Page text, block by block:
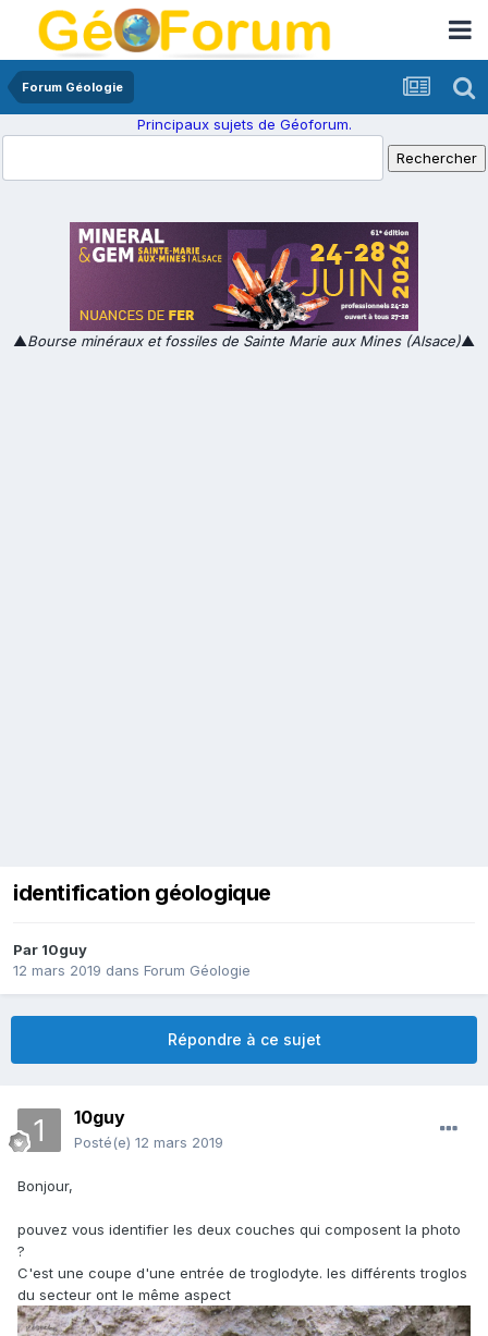
Forum Géologie
Principaux sujets de Géoforum.
▲Bourse minéraux et fossiles de Sainte Marie aux Mines (Alsace)▲
identification géologique
Par 10guy
12 mars 2019 dans Forum Géologie
Répondre à ce sujet
10guy
Posté(e) 12 mars 2019
Bonjour,
pouvez vous identifier les deux couches qui composent la photo
?
C'est une coupe d'une entrée de troglodyte. les différents troglos
du secteur ont le même aspect